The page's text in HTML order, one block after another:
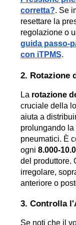
corretta?. Se
resettare la
guida passo-
con iTPMS.
2. Rotazione
La rotazione
cruciale della
aiuta a
prolungando
pneumatici. È
ogni 8.000-
del produttore.
irregolare,
anteriore o
3. Controlla
Se noti che il